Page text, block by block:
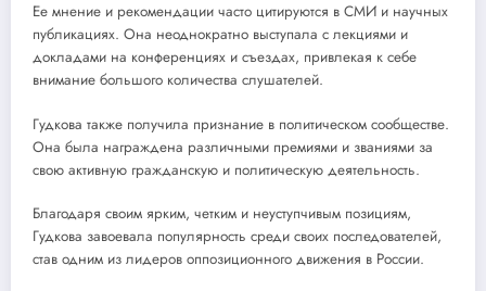
Ее мнение и рекомендации часто цитируются в СМИ и научных
публикациях. Она неоднократно выступала с лекциями и
докладами на конференциях и съездах, привлекая к себе
внимание большого количества слушателей.
Гудкова также получила признание в политическом сообществе.
Она была награждена различными премиями и званиями за
свою активную гражданскую и политическую деятельность.
Благодаря своим ярким, четким и неуступчивым позициям,
Гудкова завоевала популярность среди своих последователей,
став одним из лидеров оппозиционного движения в России.